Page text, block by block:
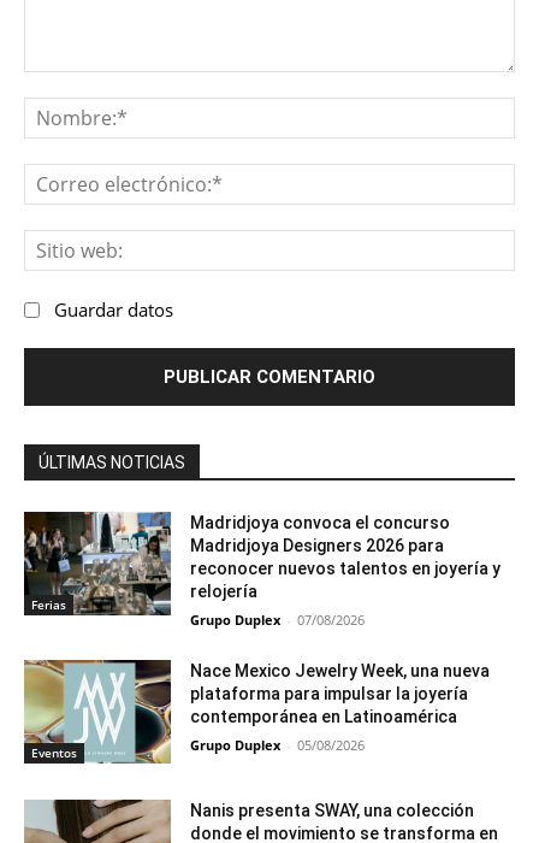
Guardar datos
ÚLTIMAS NOTICIAS
Ferias
Madridjoya convoca el concurso
Madridjoya Designers 2026 para
reconocer nuevos talentos en joyería y
relojería
Grupo Duplex - 07/08/2026
Eventos
Nace Mexico Jewelry Week, una nueva
plataforma para impulsar la joyería
contemporánea en Latinoamérica
Grupo Duplex - 05/08/2026
Nanis presenta SWAY, una colección
donde el movimiento se transforma en